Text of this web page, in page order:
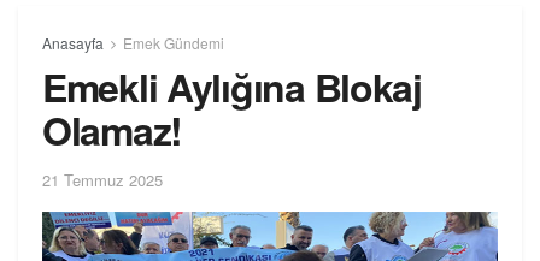
Anasayfa Emek Gündemi
Emekli Aylığına Blokaj
Olamaz!
21 Temmuz 2025